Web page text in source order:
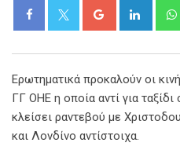
Google+
Ερωτηματικά προκαλούν οι
ΓΓ ΟΗΕ η οποία αντί για
κλείσει ραντεβού με
και Λονδίνο αντίστοιχα.